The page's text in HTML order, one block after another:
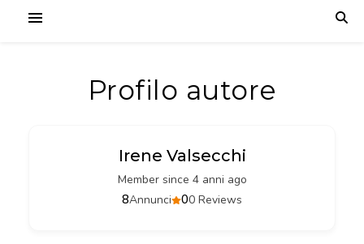
Profilo autore
Irene Valsecchi
Member since 4 anni ago
00 Reviews
8Annunci